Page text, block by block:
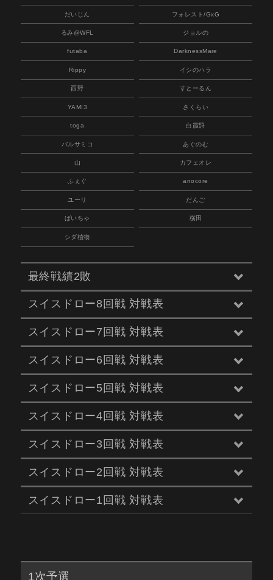
だいじん フォレスト/GxG
るみ@WFL ジョルの
futaba DarknessMare
Rippy イシのハラ
西野 すとーるん
YAMI3 さくらい
toga 白霞罸
バルサミコ あぐのむ
山 カフェオレ
ふぇぐ anocore
ユーリ だんご
ばいちゃ 横田
シダ植物
最終戦績2敗
スイスドロー8回戦 対戦表
スイスドロー7回戦 対戦表
スイスドロー6回戦 対戦表
スイスドロー5回戦 対戦表
スイスドロー4回戦 対戦表
スイスドロー3回戦 対戦表
スイスドロー2回戦 対戦表
スイスドロー1回戦 対戦表
1次予選